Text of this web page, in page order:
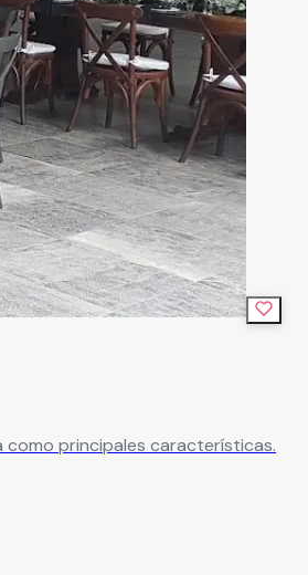
como principales características.